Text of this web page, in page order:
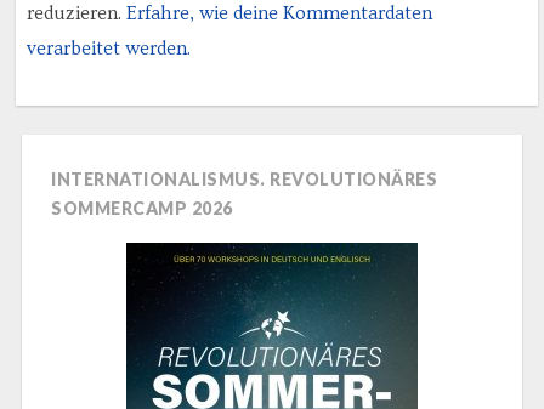
reduzieren. Erfahre, wie deine Kommentardaten
verarbeitet werden.
INTERNATIONALISMUS. REVOLUTIONÄRES
SOMMERCAMP 2026